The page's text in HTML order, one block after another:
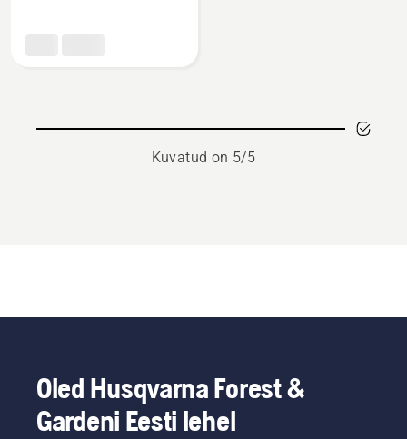
Kuvatud on 5/5
Oled Husqvarna Forest &
Gardeni Eesti lehel